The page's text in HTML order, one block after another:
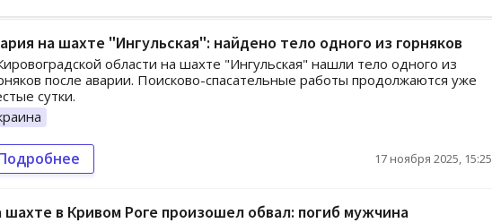
на шахте "Ингульская": найдено тело одного из горняков
области на шахте "Ингульская" нашли тело одного из
после аварии. Поисково-спасательные работы продолжаются уже
сутки.
17 ноября 2025, 15:25
шахте в Кривом Роге произошел обвал: погиб мужчина